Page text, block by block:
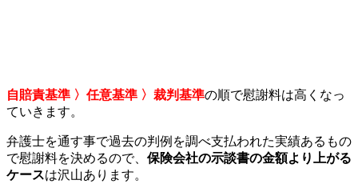
自賠責基準 〉任意基準 〉裁判基準の順で慰謝料は高くなっ
ていきます。
弁護士を通す事で過去の判例を調べ支払われた実績あるもの
で慰謝料を決めるので、 保険会社の示談書の金額より上がる
ケースは沢山あります。